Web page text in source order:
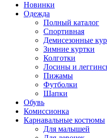
Новинки
Одежда
Полный каталог
Спортивная
Демисезонные
Зимние куртки
Колготки
Лосины и
Пижамы
Футболки
Шапки
Обувь
Комиссионка
Карнавальные костюмы
Для малышей